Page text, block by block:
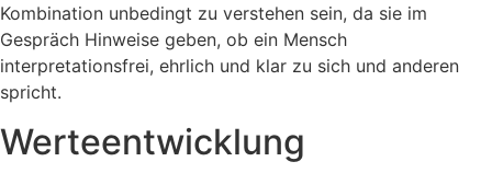
Kombination unbedingt zu verstehen sein, da sie im
Gespräch Hinweise geben, ob ein Mensch
interpretationsfrei, ehrlich und klar zu sich und anderen
spricht.
Werteentwicklung